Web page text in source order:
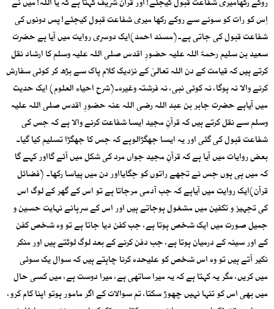
اِس کو رات کو سونے سے روکے رکھا میری شفاعت قبول کیجئے! پس دونوں کی
شفاعت قبول کی جاتی ہے۔(مسند احمد)ایک دوسری روایت میں آیا ہے حضرت
سعید بن سلیم رحمۃ اللہ علیہ حضورِ اقدس صلی اللہ علیہ وسلم کا ارشاد نقل
کرتے ہیں کہ قیامت کے دن اللہ تعالیٰ کے نزدیک کلام پاک سے بڑھ کر کوئی سفارش
کرنے والا نہ ہوگا، نہ کوئی نبی، نہ فرشتہ وغیرہ۔(شرح احیاء العلوم) ایک حدیث
میں آیاہے حضرت جابر بن عبد اللہ رضی اللہ عنہ حضورِ اقدس صلی اللہ علیہ
وسلم سے نقل کرتے ہیں کہ قرآنِ مجید ایسا شفاعت کرنے والا ہے کہ جس کی
شفاعت قبول کی گئی اور یہ ایسا جھگڑالوہے کہ جس کا جھگڑا تسلیم کیا گیا۔
بعض روایات میں آیا ہے کہ قرآنِ مجید جواں مرد کی شکل میں آئے گااور کہے گا
کہ میں ہی ہوں جس نے تجھے راتوں کو جگایااور دن میں پیاسا رکھا۔ (فضائل
قرآن)ایک روایت میں آیاہے کہ جب آدمی مرجاتا ہے تو اس کے گھر کے لوگ اس
کی تجہیز و تکفین میں مشغول ہوجاتے ہیں اور اس کے سرہانے نہایت حسین و
جمیل صورت میں ایک شخص ہوتا ہے، جب کفن دیا جاتا ہے تو وہ شخص کفن
کے اور سینہ کے درمیان ہوتا ہے، جب دفن کرنے کے بعد لوگ لوٹتے ہیں اور منکر
نکیر آتے ہیں تو وہ اس شخص کو علیحدہ کرنا چاہتے ہیں کہ سوال یک سوئی
میں کریں، مگر یہ کہتا ہے کہ یہ میرا ساتھی ہے، میرا دوست ہے، میں کسی حال
میں بھی اس کو تنہا نہیں چھوڑ سکتا، تم سوالات کے اگر مامور ہوتو اپنا کام کرو،